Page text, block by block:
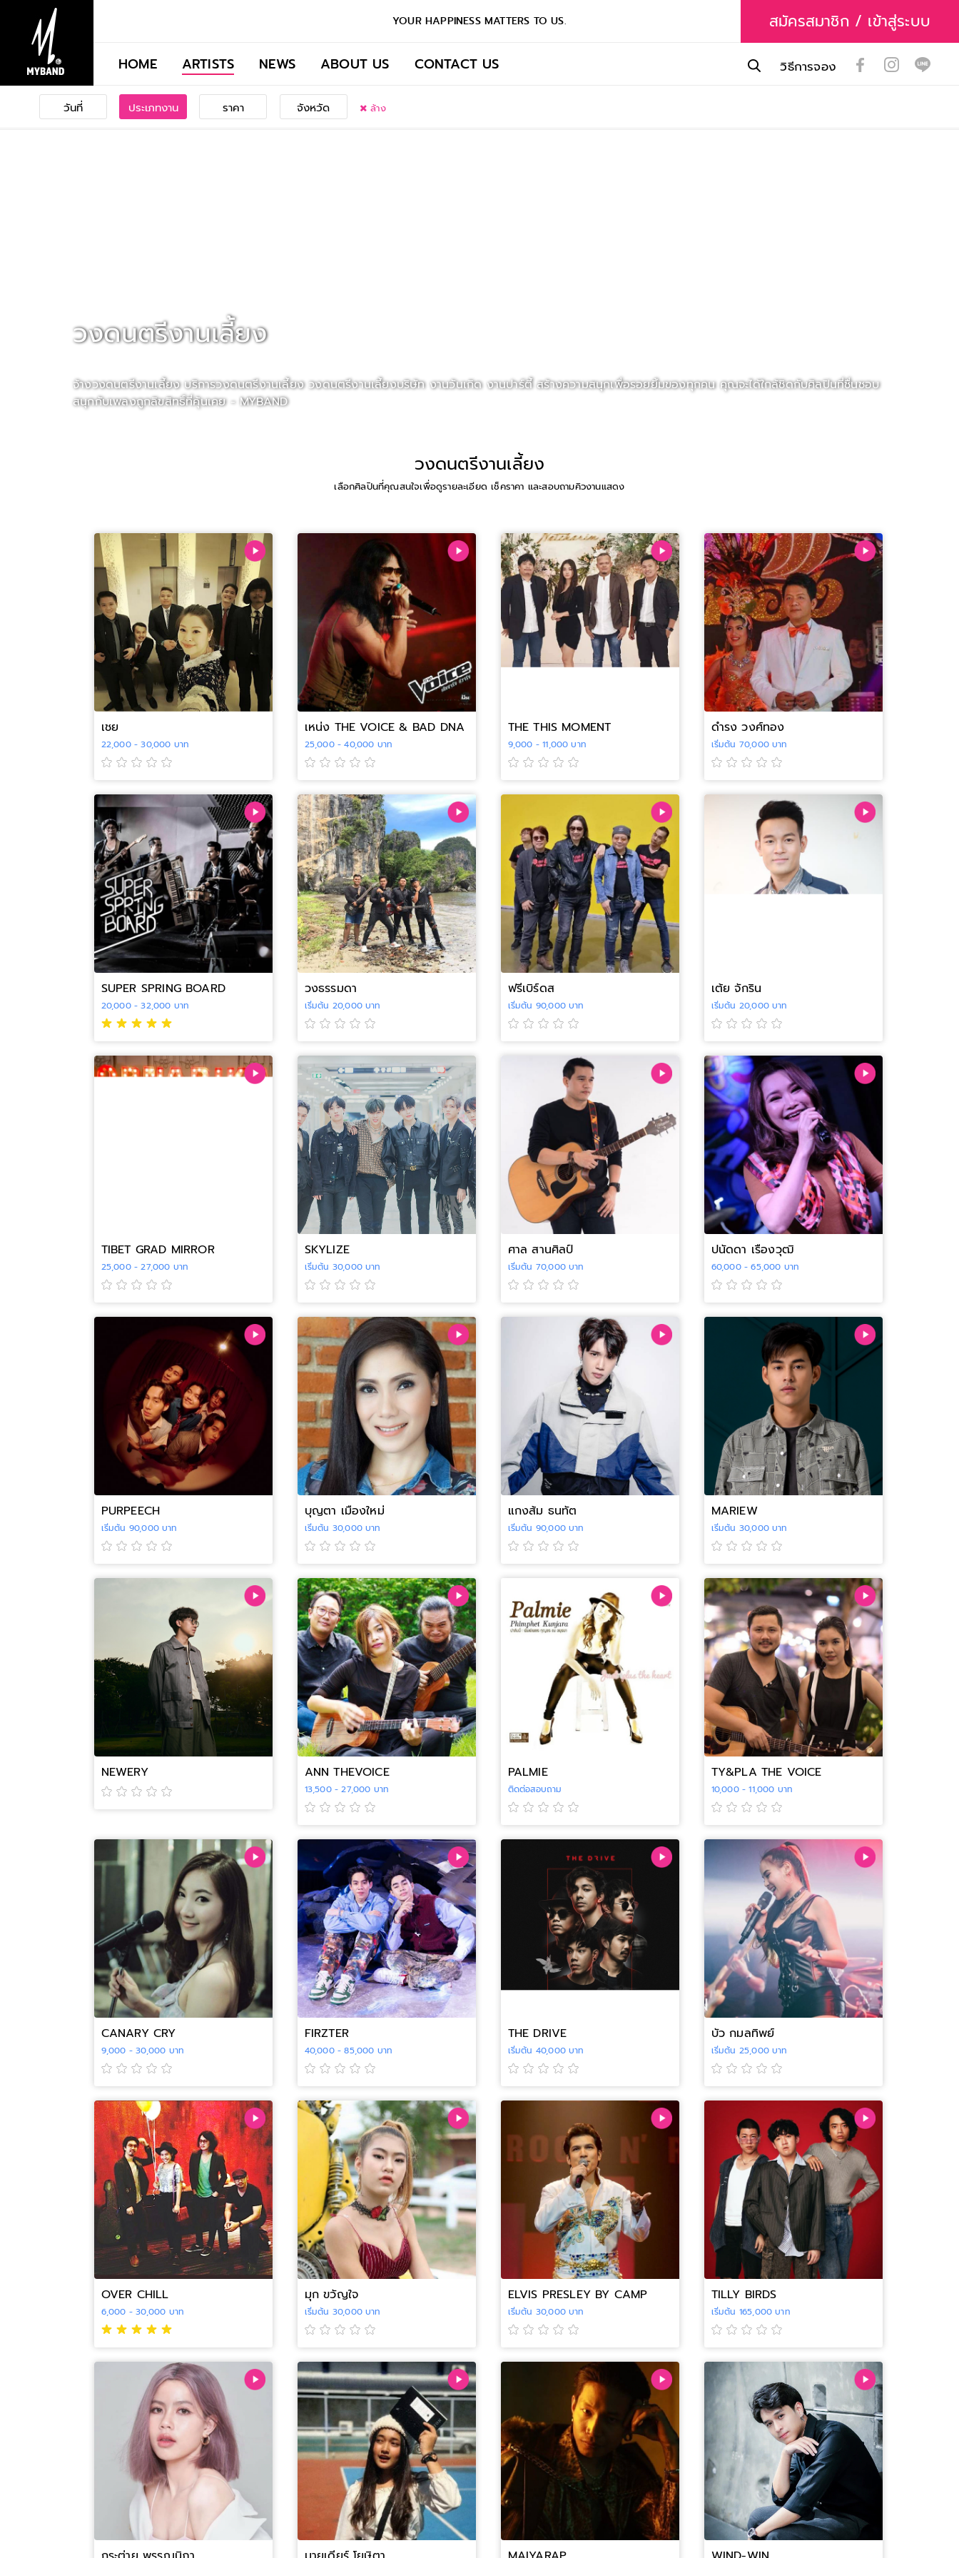
YOUR HAPPINESS MATTERS TO US. สมัครสมาชิก / เข้าสู่ระบบ
HOME ARTISTS NEWS ABOUT US CONTACT US วิธีการจอง
วันที่ ประเภทงาน ราคา จังหวัด ล้าง
วงดนตรีงานเลี้ยง
จ้างวงดนตรีงานเลี้ยง บริการวงดนตรีงานเลี้ยง วงดนตรีงานเลี้ยงบริษัท งานวันเกิด งานปาร์ตี้ สร้างความสนุกเพื่อรอยยิ้มของทุกคน คุณจะได้ใกล้ชิดกับศิลปินที่ชื่นชอบ
สนุกกับเพลงถูกลิขสิทธิ์ที่คุ้นเคย - MYBAND
วงดนตรีงานเลี้ยง
เลือกศิลปินที่คุณสนใจเพื่อดูรายละเอียด เช็คราคา และสอบถามคิวงานแสดง
เชย
22,000 - 30,000 บาท
เหน่ง THE VOICE & BAD DNA
25,000 - 40,000 บาท
THE THIS MOMENT
9,000 - 11,000 บาท
ดำรง วงศ์ทอง
เริ่มต้น 70,000 บาท
SUPER SPRING BOARD
20,000 - 32,000 บาท
วงธรรมดา
เริ่มต้น 20,000 บาท
ฟรีเบิร์ดส
เริ่มต้น 90,000 บาท
เต้ย จักริน
เริ่มต้น 20,000 บาท
TIBET GRAD MIRROR
25,000 - 27,000 บาท
SKYLIZE
เริ่มต้น 30,000 บาท
ศาล สานศิลป์
เริ่มต้น 70,000 บาท
ปนัดดา เรืองวุฒิ
60,000 - 65,000 บาท
PURPEECH
เริ่มต้น 90,000 บาท
บุญตา เมืองใหม่
เริ่มต้น 30,000 บาท
แกงส้ม ธนทัต
เริ่มต้น 90,000 บาท
MARIEW
เริ่มต้น 30,000 บาท
NEWERY ANN THEVOICE
13,500 - 27,000 บาท
PALMIE
ติดต่อสอบถาม
TY&PLA THE VOICE
10,000 - 11,000 บาท
CANARY CRY
9,000 - 30,000 บาท
FIRZTER
40,000 - 85,000 บาท
THE DRIVE
เริ่มต้น 40,000 บาท
บัว กมลทิพย์
เริ่มต้น 25,000 บาท
OVER CHILL
6,000 - 30,000 บาท
มุก ขวัญใจ
เริ่มต้น 30,000 บาท
ELVIS PRESLEY BY CAMP
เริ่มต้น 30,000 บาท
TILLY BIRDS
เริ่มต้น 165,000 บาท